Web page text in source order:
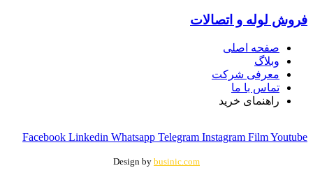
فروش لوله و اتصالات
صفحه اصلی
وبلاگ
معرفی شرکت
تماس با ما
راهنمای خرید
Facebook Linkedin Whatsapp Telegram Instagram FilmYoutube
Design by businic.com